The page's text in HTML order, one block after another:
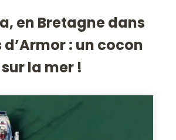
en Bretagne dans
d’Armor : un cocon
la mer !